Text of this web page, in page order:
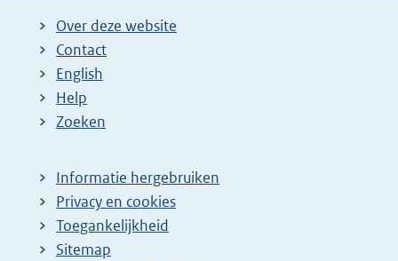
Over deze website
Contact
English
Help
Zoeken
Informatie hergebruiken
Privacy en cookies
Toegankelijkheid
Sitemap